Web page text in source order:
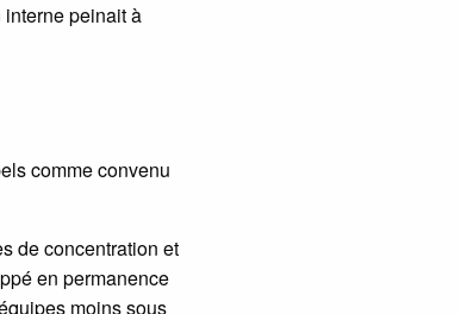
interne peinait à
comme convenu
de concentration et
en permanence
moins sous